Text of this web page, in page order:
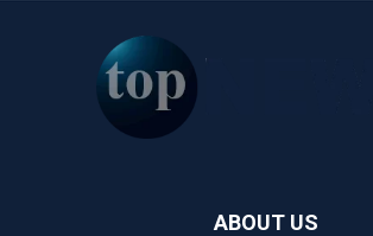
ABOUT US